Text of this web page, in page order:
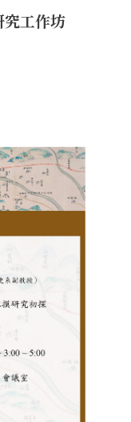
工作坊